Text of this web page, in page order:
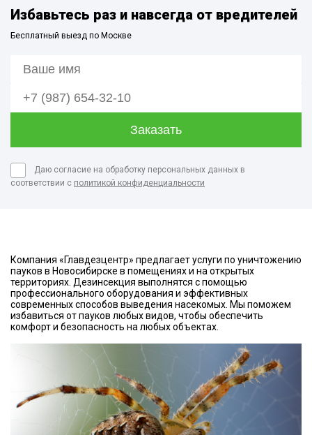
Избавьтесь раз и навсегда от вредителей
Бесплатный выезд по Москве
Даю согласие на обработку персональных данных в
соответствии с политикой конфиденциальности
Компания «Главдезцентр» предлагает услуги по уничтожению
пауков в Новосибирске в помещениях и на открытых
территориях. Дезинсекция выполнятся с помощью
профессионального оборудования и эффективных
современных способов выведения насекомых. Мы поможем
избавиться от пауков любых видов, чтобы обеспечить
комфорт и безопасность на любых объектах.